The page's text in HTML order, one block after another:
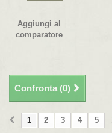
Aggiungi al
comparatore
Confronta (0)
1 2 3 4 5